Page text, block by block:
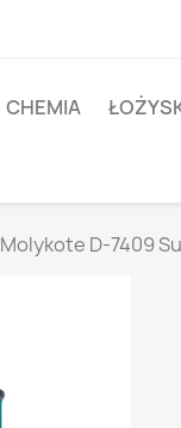
CHEMIA
Molykote D-7409